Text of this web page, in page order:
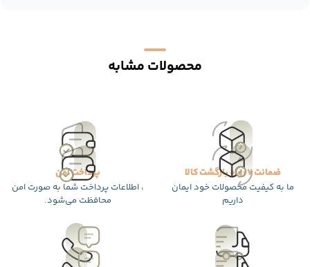
محصولات مشابه
ضمانت 7 روزه بازگشت کالا
ما به کیفیت محصولات خود ایمان
داریم
پرداخت امن
، اطلاعات پرداخت شما به صورت امن
محافظت می‌شود.